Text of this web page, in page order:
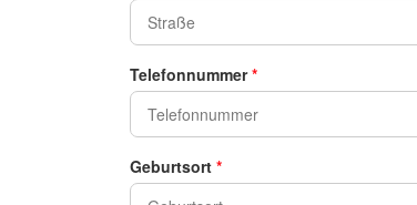
Telefonnummer*
Geburtsort *